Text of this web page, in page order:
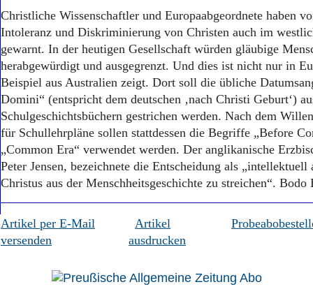
Christliche Wissenschaftler und Europaabgeordnete haben
Intoleranz und Diskriminierung von Christen auch im
gewarnt. In der heutigen Gesellschaft würden gläubige
herabgewürdigt und ausgegrenzt. Und dies ist nicht nur in
Beispiel aus Australien zeigt. Dort soll die übliche
Domini“ (entspricht dem deutschen ‚nach Christi Geburt‘)
Schulgeschichtsbüchern gestrichen werden. Nach dem
für Schullehrpläne sollen stattdessen die Begriffe „Before
„Common Era“ verwendet werden. Der anglikanische
Peter Jensen, bezeichnete die Entscheidung als „intellektuell
Christus aus der Menschheitsgeschichte zu streichen“. Bodo
Artikel per E-Mail
versenden
Artikel
ausdrucken